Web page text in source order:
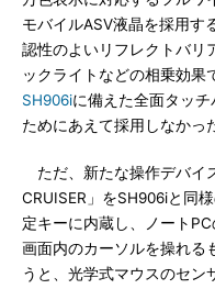
モバイルASV液晶を採用す
認性のよいリフレクトバリ
ックライトなどの相乗効果
SH906iに備えた全面タッ
ためにあえて採用しなかっ
ただ、新たな操作デバイ
CRUISER」をSH906iと同
定キーに内蔵し、ノート
画面内のカーソルを操れる
うと、光学式マウスのセン